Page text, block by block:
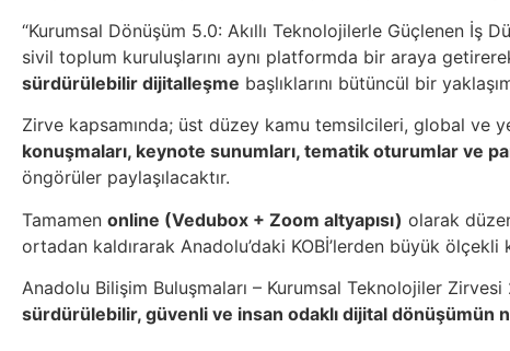
“Kurumsal Dönüşüm 5.0: Akıllı Teknolojilerle Güçlenen İş
sivil toplum kuruluşlarını aynı platformda bir araya
sürdürülebilir dijitalleşme başlıklarını bütüncül bir
Zirve kapsamında; üst düzey kamu temsilcileri, global ve
konuşmaları, keynote sunumları, tematik oturumlar ve
öngörüler paylaşılacaktır.
Tamamen online (Vedubox + Zoom altyapısı) olarak
ortadan kaldırarak Anadolu’daki KOBİ’lerden büyük
Anadolu Bilişim Buluşmaları – Kurumsal Teknolojiler
sürdürülebilir, güvenli ve insan odaklı dijital